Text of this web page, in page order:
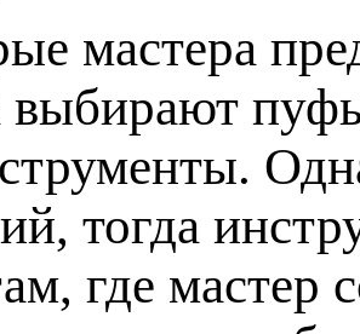
мастера
выбирают
тогда
где